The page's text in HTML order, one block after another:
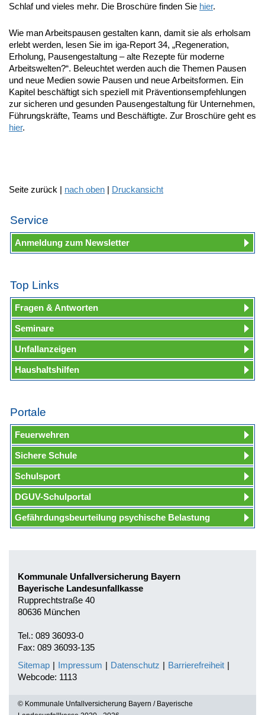
Schlaf und vieles mehr. Die Broschüre finden Sie hier.
Wie man Arbeitspausen gestalten kann, damit sie als erholsam
erlebt werden, lesen Sie im iga-Report 34, „Regeneration,
Erholung, Pausengestaltung – alte Rezepte für moderne
Arbeitswelten?“. Beleuchtet werden auch die Themen Pausen
und neue Medien sowie Pausen und neue Arbeitsformen. Ein
Kapitel beschäftigt sich speziell mit Präventionsempfehlungen
zur sicheren und gesunden Pausengestaltung für Unternehmen,
Führungskräfte, Teams und Beschäftigte. Zur Broschüre geht es
hier.
Seite zurück | nach oben | Druckansicht
Service
Anmeldung zum Newsletter
Top Links
Fragen & Antworten
Seminare
Unfallanzeigen
Haushaltshilfen
Portale
Feuerwehren
Sichere Schule
Schulsport
DGUV-Schulportal
Gefährdungsbeurteilung psychische Belastung
Kommunale Unfallversicherung Bayern
Bayerische Landesunfallkasse
Rupprechtstraße 40
80636 München
Tel.: 089 36093-0
Fax: 089 36093-135
Sitemap | Impressum | Datenschutz | Barrierefreiheit |
Webcode: 1113
© Kommunale Unfallversicherung Bayern / Bayerische